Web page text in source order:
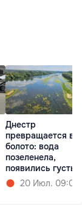
Днестр
превращается в
болото: вода
позеленела,
появились густые
водоросли
20 Июл. 09:02